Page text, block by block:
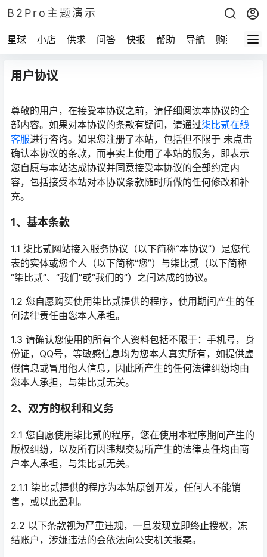
B2Pro主题演示
星球 小店 供求 问答 快报 帮助 导航 购买
用户协议
尊敬的用户，在接受本协议之前，请仔细阅读本协议的全
部内容。如果对本协议的条款有疑问，请通过柒比贰在线
客服进行咨询。如果您注册了本站，包括但不限于 未点击
确认本协议的条款，而事实上使用了本站的服务，即表示
您自愿与本站达成协议并同意接受本协议的全部约定内
容，包括接受本站对本协议条款随时所做的任何修改和补
充。
1、基本条款
1.1 柒比贰网站接入服务协议（以下简称“本协议”）是您代
表的实体或您个人（以下简称“您”）与柒比贰（以下简称
“柒比贰”、“我们”或“我们的”）之间达成的协议。
1.2 您自愿购买使用柒比贰提供的程序，使用期间产生的任
何法律责任由您本人承担。
1.3 请确认您使用的所有个人资料包括不限于：手机号，身
份证，QQ号，等敏感信息均为您本人真实所有，如提供虚
假信息或冒用他人信息，因此所产生的任何法律纠纷均由
您本人承担，与柒比贰无关。
2、双方的权利和义务
2.1 您自愿使用柒比贰的程序，您在使用本程序期间产生的
版权纠纷，以及所有因违规交易所产生的法律责任均由商
户本人承担，与柒比贰无关。
2.1.1 柒比贰提供的程序为本站原创开发，任何人不能销
售，或以此盈利。
2.2 以下条款视为严重违规，一旦发现立即终止授权，冻
结账户，涉嫌违法的会依法向公安机关报案。